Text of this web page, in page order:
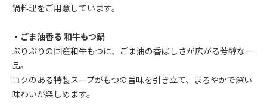
鍋料理をご用意しています。
・ごま油香る 和牛もつ鍋
ぷりぷりの国産和牛もつに、ごま油の香ばしさが広がる芳醇な一
品。
コクのある特製スープがもつの旨味を引き立て、まろやかで深い
味わいが楽しめます。